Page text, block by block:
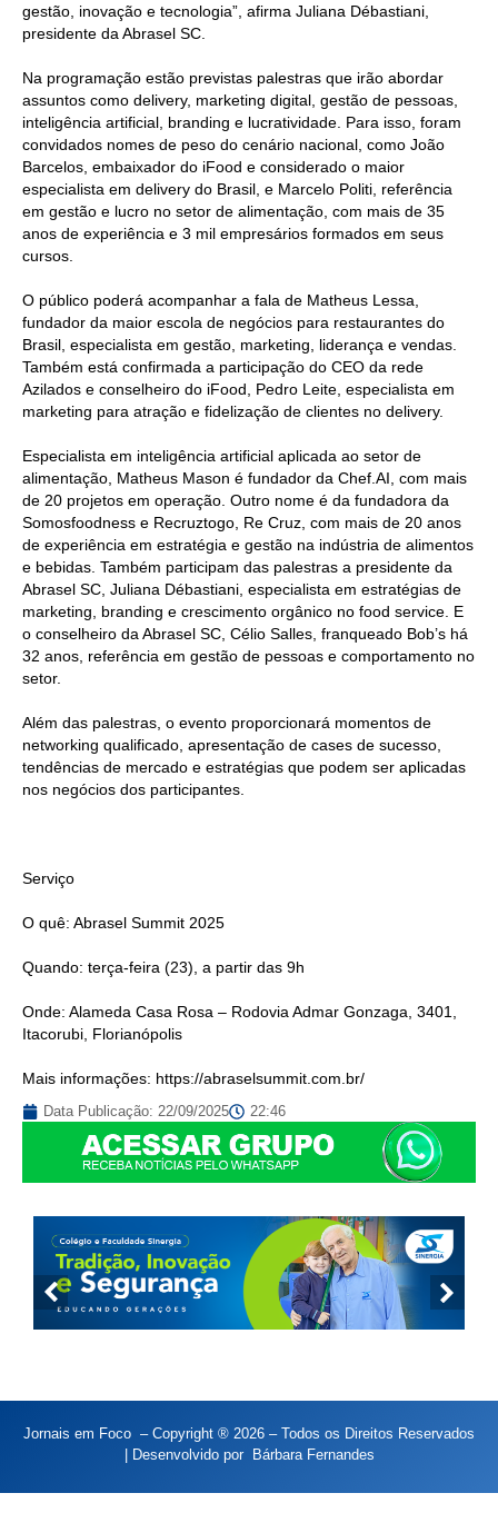
gestão, inovação e tecnologia”, afirma Juliana Débastiani,
presidente da Abrasel SC.
Na programação estão previstas palestras que irão abordar
assuntos como delivery, marketing digital, gestão de pessoas,
inteligência artificial, branding e lucratividade. Para isso, foram
convidados nomes de peso do cenário nacional, como João
Barcelos, embaixador do iFood e considerado o maior
especialista em delivery do Brasil, e Marcelo Politi, referência
em gestão e lucro no setor de alimentação, com mais de 35
anos de experiência e 3 mil empresários formados em seus
cursos.
O público poderá acompanhar a fala de Matheus Lessa,
fundador da maior escola de negócios para restaurantes do
Brasil, especialista em gestão, marketing, liderança e vendas.
Também está confirmada a participação do CEO da rede
Azilados e conselheiro do iFood, Pedro Leite, especialista em
marketing para atração e fidelização de clientes no delivery.
Especialista em inteligência artificial aplicada ao setor de
alimentação, Matheus Mason é fundador da Chef.AI, com mais
de 20 projetos em operação. Outro nome é da fundadora da
Somosfoodness e Recruztogo, Re Cruz, com mais de 20 anos
de experiência em estratégia e gestão na indústria de alimentos
e bebidas. Também participam das palestras a presidente da
Abrasel SC, Juliana Débastiani, especialista em estratégias de
marketing, branding e crescimento orgânico no food service. E
o conselheiro da Abrasel SC, Célio Salles, franqueado Bob’s há
32 anos, referência em gestão de pessoas e comportamento no
setor.
Além das palestras, o evento proporcionará momentos de
networking qualificado, apresentação de cases de sucesso,
tendências de mercado e estratégias que podem ser aplicadas
nos negócios dos participantes.
Serviço
O quê: Abrasel Summit 2025
Quando: terça-feira (23), a partir das 9h
Onde: Alameda Casa Rosa – Rodovia Admar Gonzaga, 3401,
Itacorubi, Florianópolis
Mais informações: https://abraselsummit.com.br/
Data Publicação: 22/09/2025 22:46
Jornais em Foco – Copyright ® 2026 – Todos os Direitos Reservados
| Desenvolvido por Bárbara Fernandes